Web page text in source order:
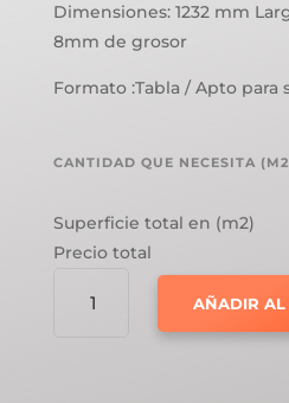
Dimensiones: 1232 mm
8mm de grosor
Formato :Tabla / Apto para
CANTIDAD QUE NECESITA
Superficie total en (m2)
Precio total
CLASSIC
AÑADIR AL